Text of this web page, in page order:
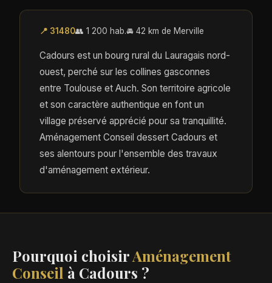
📍 31480👥 1 200 hab.🚘 42 km de Merville
Cadours est un bourg rural du Lauragais nord-
ouest, perché sur les collines gasconnes
entre Toulouse et Auch. Son territoire agricole
et son caractère authentique en font un
village préservé apprécié pour sa tranquillité.
Aménagement Conseil dessert Cadours et
ses alentours pour l'ensemble des travaux
d'aménagement extérieur.
Pourquoi choisirAménagement
Conseil à Cadours ?